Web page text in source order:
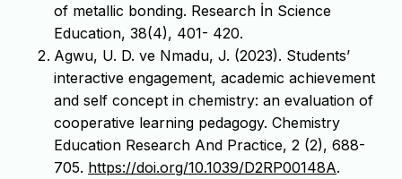
of metallic bonding. Research İn Science
Education, 38(4), 401- 420.
Agwu, U. D. ve Nmadu, J. (2023). Students’
interactive engagement, academic achievement
and self concept in chemistry: an evaluation of
cooperative learning pedagogy. Chemistry
Education Research And Practice, 2 (2), 688-
705. https://doi.org/10.1039/D2RP00148A.